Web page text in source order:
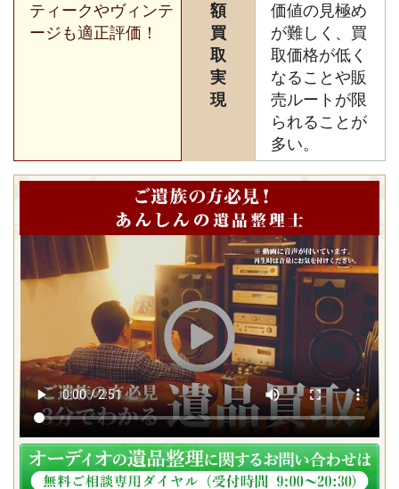
ティークやヴィンテ
ージも適正評価！
額
買
取
実
現
価値の見極め
が難しく、買
取価格が低く
なることや販
売ルートが限
られることが
多い。